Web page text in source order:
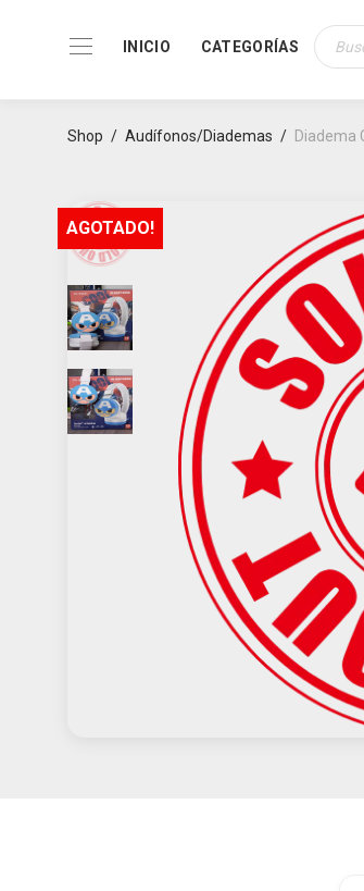
INICIO CATEGORÍAS
de
Shop / Audífonos/Diademas / Diadema
AGOTADO!